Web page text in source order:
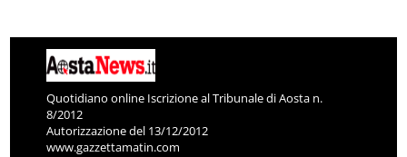
Quotidiano online Iscrizione al Tribunale di Aosta n.
8/2012
Autorizzazione del 13/12/2012
www.gazzettamatin.com